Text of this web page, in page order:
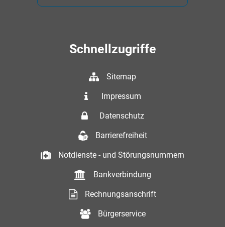
Schnellzugriffe
Sitemap
Impressum
Datenschutz
Barrierefreiheit
Notdienste - und Störungsnummern
Bankverbindung
Rechnungsanschrift
Bürgerservice